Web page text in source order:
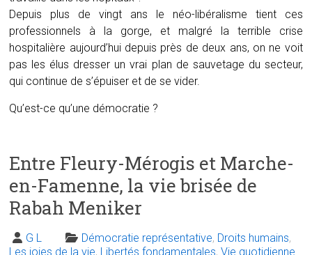
Depuis plus de vingt ans le néo-libéralisme tient ces
professionnels à la gorge, et malgré la terrible crise
hospitalière aujourd’hui depuis près de deux ans, on ne voit
pas les élus dresser un vrai plan de sauvetage du secteur,
qui continue de s’épuiser et de se vider.
Qu’est-ce qu’une démocratie ?
Entre Fleury-Mérogis et Marche-
en-Famenne, la vie brisée de
Rabah Meniker
G L Démocratie représentative, Droits humains,
Les joies de la vie, Libertés fondamentales,Vie quotidienne